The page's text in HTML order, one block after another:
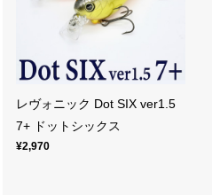
レヴォニック Dot SIX ver1.5
7+ ドットシックス
¥2,970